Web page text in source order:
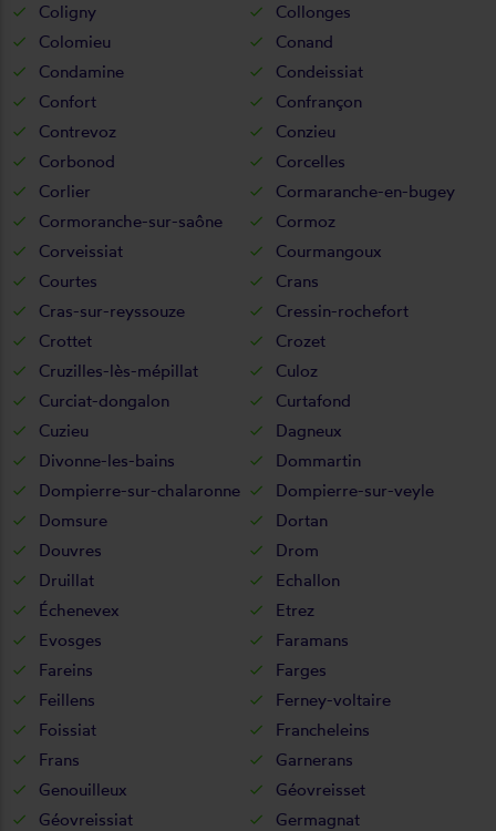
Coligny
Collonges
Colomieu
Conand
Condamine
Condeissiat
Confort
Confrançon
Contrevoz
Conzieu
Corbonod
Corcelles
Corlier
Cormaranche-en-bugey
Cormoranche-sur-saône
Cormoz
Corveissiat
Courmangoux
Courtes
Crans
Cras-sur-reyssouze
Cressin-rochefort
Crottet
Crozet
Cruzilles-lès-mépillat
Culoz
Curciat-dongalon
Curtafond
Cuzieu
Dagneux
Divonne-les-bains
Dommartin
Dompierre-sur-chalaronne
Dompierre-sur-veyle
Domsure
Dortan
Douvres
Drom
Druillat
Echallon
Échenevex
Etrez
Evosges
Faramans
Fareins
Farges
Feillens
Ferney-voltaire
Foissiat
Francheleins
Frans
Garnerans
Genouilleux
Géovreisset
Géovreissiat
Germagnat